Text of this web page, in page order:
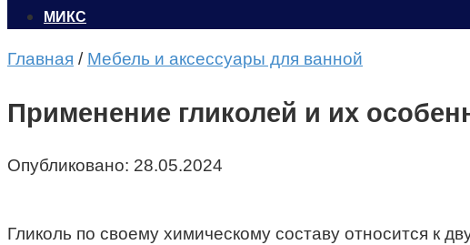
МИКС
Главная / Мебель и аксессуары для ванной
Применение гликолей и их
Опубликовано: 28.05.2024
Гликоль по своему химическому составу относится к